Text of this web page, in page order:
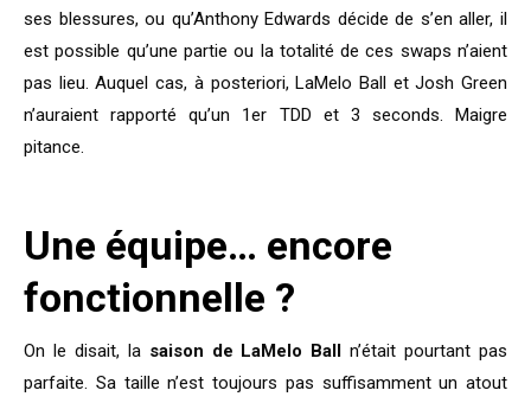
ses blessures, ou qu’Anthony Edwards décide de s’en aller, il
est possible qu’une partie ou la totalité de ces swaps n’aient
pas lieu. Auquel cas, à posteriori, LaMelo Ball et Josh Green
n’auraient rapporté qu’un 1er TDD et 3 seconds. Maigre
pitance.
Une équipe… encore
fonctionnelle ?
On le disait, la saison de LaMelo Ball n’était pourtant pas
parfaite. Sa taille n’est toujours pas suffisamment un atout